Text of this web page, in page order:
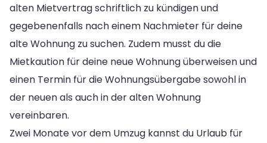
alten Mietvertrag schriftlich zu kündigen und
gegebenenfalls nach einem Nachmieter für deine
alte Wohnung zu suchen. Zudem musst du die
Mietkaution für deine neue Wohnung überweisen und
einen Termin für die Wohnungsübergabe sowohl in
der neuen als auch in der alten Wohnung
vereinbaren.
Zwei Monate vor dem Umzug kannst du Urlaub für